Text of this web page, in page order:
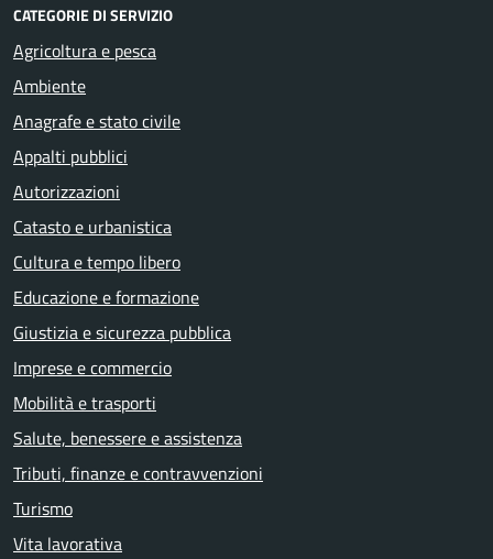
CATEGORIE DI SERVIZIO
Agricoltura e pesca
Ambiente
Anagrafe e stato civile
Appalti pubblici
Autorizzazioni
Catasto e urbanistica
Cultura e tempo libero
Educazione e formazione
Giustizia e sicurezza pubblica
Imprese e commercio
Mobilità e trasporti
Salute, benessere e assistenza
Tributi, finanze e contravvenzioni
Turismo
Vita lavorativa